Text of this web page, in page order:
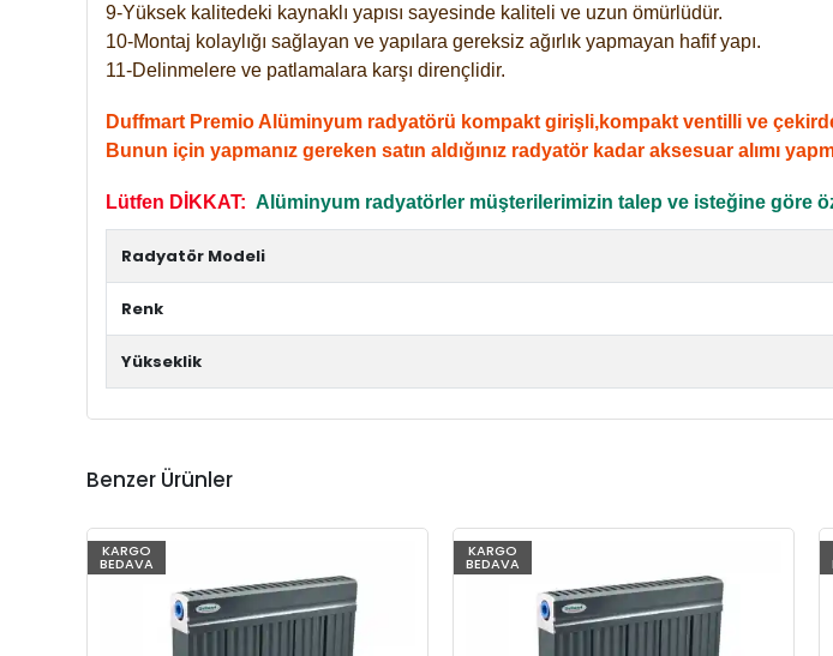
9-Yüksek kalitedeki kaynaklı yapısı sayesinde kaliteli ve uzun ömürlüdür.
10-Montaj kolaylığı sağlayan ve yapılara gereksiz ağırlık yapmayan hafif yapı.
11-Delinmelere ve patlamalara karşı dirençlidir.
Duffmart Premio Alüminyum radyatörü kompakt girişli,kompakt ventilli ve
Bunun için yapmanız gereken satın aldığınız radyatör kadar aksesuar alımı
Lütfen DİKKAT: Alüminyum radyatörler müşterilerimizin talep ve isteğine göre
Radyatör Modeli
Renk
Yükseklik
Benzer Ürünler
KARGO
BEDAVA
KARGO
BEDAVA